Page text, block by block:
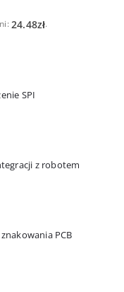
24.48zł.
SPI
z robotem
PCB